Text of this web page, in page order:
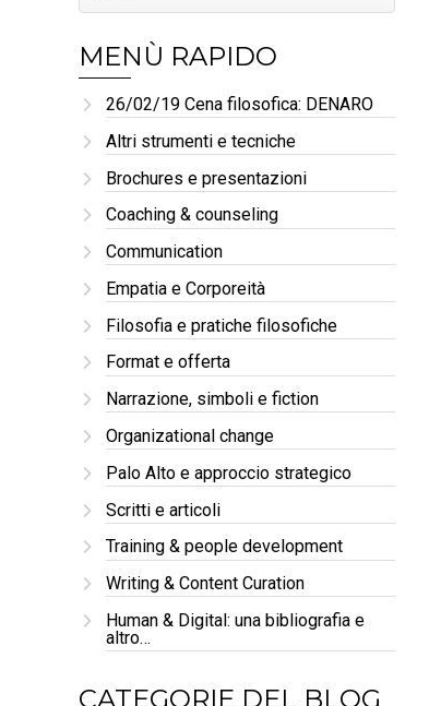
MENÙ RAPIDO
26/02/19 Cena filosofica: DENARO
Altri strumenti e tecniche
Brochures e presentazioni
Coaching & counseling
Communication
Empatia e Corporeità
Filosofia e pratiche filosofiche
Format e offerta
Narrazione, simboli e fiction
Organizational change
Palo Alto e approccio strategico
Scritti e articoli
Training & people development
Writing & Content Curation
Human & Digital: una bibliografia e
altro…
CATEGORIE DEL BLOG